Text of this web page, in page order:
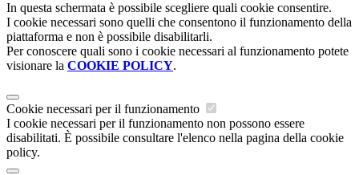
In questa schermata è possibile scegliere quali cookie consentire.
I cookie necessari sono quelli che consentono il funzionamento della
piattaforma e non è possibile disabilitarli.
Per conoscere quali sono i cookie necessari al funzionamento potete
visionare la COOKIE POLICY.
Cookie necessari per il funzionamento
I cookie necessari per il funzionamento non possono essere
disabilitati. È possibile consultare l'elenco nella pagina della cookie
policy.